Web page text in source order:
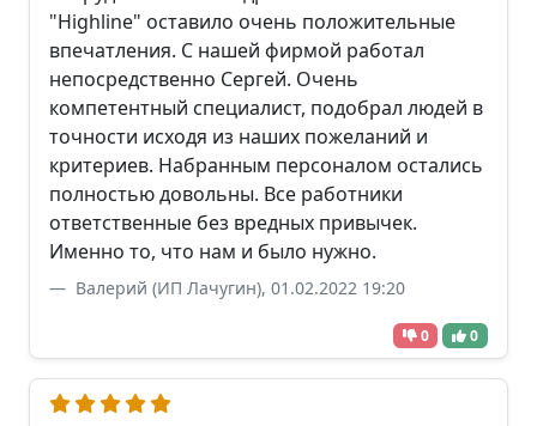
"Highline" оставило очень положительные
впечатления. С нашей фирмой работал
непосредственно Сергей. Очень
компетентный специалист, подобрал людей в
точности исходя из наших пожеланий и
критериев. Набранным персоналом остались
полностью довольны. Все работники
ответственные без вредных привычек.
Именно то, что нам и было нужно.
Валерий (ИП Лачугин), 01.02.2022 19:20
0 0